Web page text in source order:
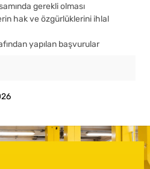
gerekli olması
hak ve özgürlüklerini ihlal
yapılan başvurular